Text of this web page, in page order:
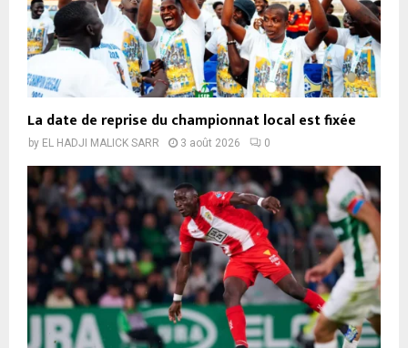
La date de reprise du championnat local est fixée
by EL HADJI MALICK SARR 3 août 2026 0